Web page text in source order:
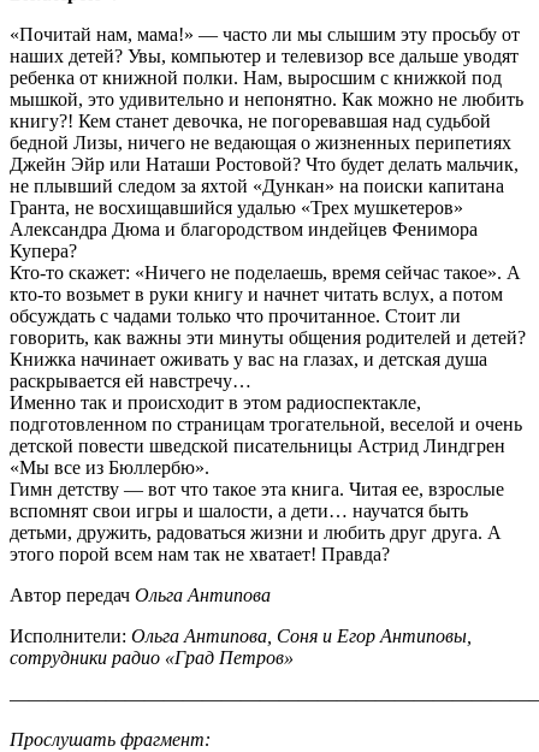
«Почитай нам, мама!» — часто ли мы слышим эту просьбу от
наших детей? Увы, компьютер и телевизор все дальше уводят
ребенка от книжной полки. Нам, выросшим с книжкой под
мышкой, это удивительно и непонятно. Как можно не любить
книгу?! Кем станет девочка, не погоревавшая над судьбой
бедной Лизы, ничего не ведающая о жизненных перипетиях
Джейн Эйр или Наташи Ростовой? Что будет делать мальчик,
не плывший следом за яхтой «Дункан» на поиски капитана
Гранта, не восхищавшийся удалью «Трех мушкетеров»
Александра Дюма и благородством индейцев Фенимора
Купера?
Кто-то скажет: «Ничего не поделаешь, время сейчас такое». А
кто-то возьмет в руки книгу и начнет читать вслух, а потом
обсуждать с чадами только что прочитанное. Стоит ли
говорить, как важны эти минуты общения родителей и детей?
Книжка начинает оживать у вас на глазах, и детская душа
раскрывается ей навстречу…
Именно так и происходит в этом радиоспектакле,
подготовленном по страницам трогательной, веселой и очень
детской повести шведской писательницы Астрид Линдгрен
«Мы все из Бюллербю».
Гимн детству — вот что такое эта книга. Читая ее, взрослые
вспомнят свои игры и шалости, а дети… научатся быть
детьми, дружить, радоваться жизни и любить друг друга. А
этого порой всем нам так не хватает! Правда?
Автор передач Ольга Антипова
Исполнители: Ольга Антипова, Соня и Егор Антиповы,
сотрудники радио «Град Петров»
Прослушать фрагмент: